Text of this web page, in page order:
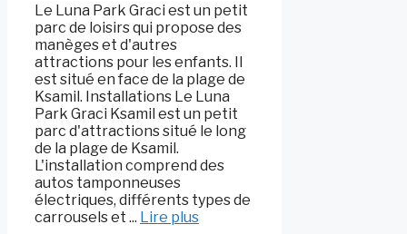
Le Luna Park Graci est un petit
parc de loisirs qui propose des
manèges et d'autres
attractions pour les enfants. Il
est situé en face de la plage de
Ksamil. Installations Le Luna
Park Graci Ksamil est un petit
parc d'attractions situé le long
de la plage de Ksamil.
L'installation comprend des
autos tamponneuses
électriques, différents types de
carrousels et ... Lire plus